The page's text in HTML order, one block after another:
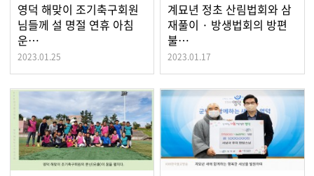
영덕 해맞이 조기축구회원
님들께 설 명절 연휴 아침
운…
2023.01.25
계묘년 정초 산림법회와 삼
재풀이 · 방생법회의 방편
불…
2023.01.17